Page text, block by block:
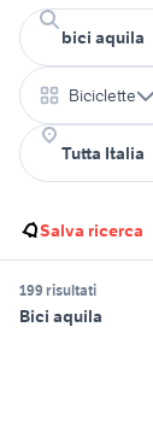
Biciclette
Salva ricerca
199 risultati
Bici aquila